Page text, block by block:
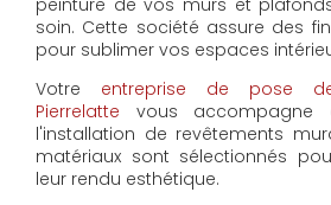
peinture de vos murs et
soin. Cette société assure des
pour sublimer vos espaces
Votre entreprise de pose
Pierrelatte vous
l'installation de revêtements
matériaux sont sélectionnés
leur rendu esthétique.